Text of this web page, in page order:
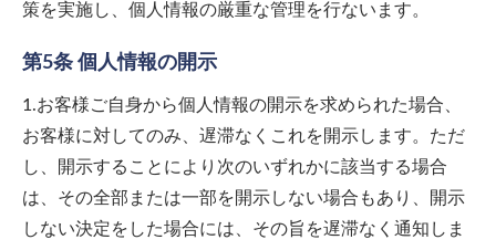
策を実施し、個人情報の厳重な管理を行ないます。
第5条 個人情報の開示
1.お客様ご自身から個人情報の開示を求められた場合、
お客様に対してのみ、遅滞なくこれを開示します。ただ
し、開示することにより次のいずれかに該当する場合
は、その全部または一部を開示しない場合もあり、開示
しない決定をした場合には、その旨を遅滞なく通知しま